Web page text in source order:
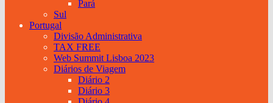
Pará
Sul
Portugal
Divisão Administrativa
TAX FREE
Web Summit Lisboa 2023
Diários de Viagem
Diário 2
Diário 3